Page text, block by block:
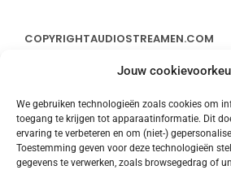
Jouw
We gebruiken technologieën zoals cookies om
toegang te krijgen tot apparaatinformatie. Dit
ervaring te verbeteren en om (niet-)
Toestemming geven voor deze technologieën
gegevens te verwerken, zoals browsegedrag of
COPYRIGHTAUDIOSTREAMEN.COM
CONTACT
STREAMS